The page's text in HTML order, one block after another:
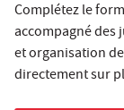
Complétez le
accompagné des
et organisation
directement sur